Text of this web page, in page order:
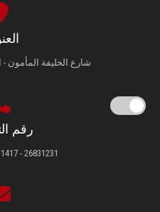
شارع الخليفة المأمون -
رقم
26831231 - 26831417 - 26831474